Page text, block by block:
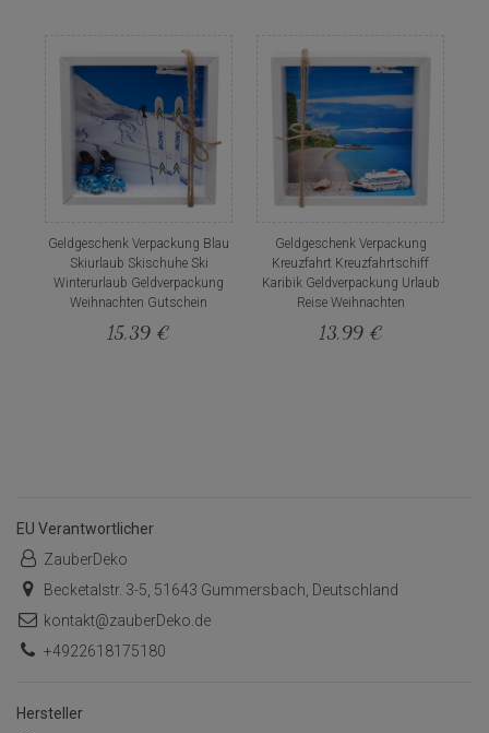
Geldgeschenk Verpackung Blau
Skiurlaub Skischuhe Ski
Winterurlaub Geldverpackung
Weihnachten Gutschein
15,39 €
Geldgeschenk Verpackung
Kreuzfahrt Kreuzfahrtschiff
Karibik Geldverpackung Urlaub
Reise Weihnachten
13,99 €
EU Verantwortlicher
ZauberDeko
Becketalstr. 3-5, 51643 Gummersbach, Deutschland
kontakt@zauberDeko.de
+4922618175180
Hersteller